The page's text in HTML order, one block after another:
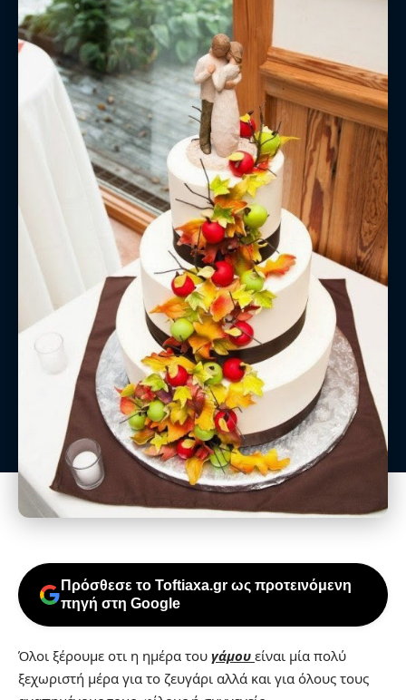
Πρόσθεσε το Toftiaxa.gr ως προτεινόμενη
πηγή στη Google
Όλοι ξέρουμε οτι η ημέρα του γάμου είναι μία πολύ
ξεχωριστή μέρα για το ζευγάρι αλλά και για όλους τους